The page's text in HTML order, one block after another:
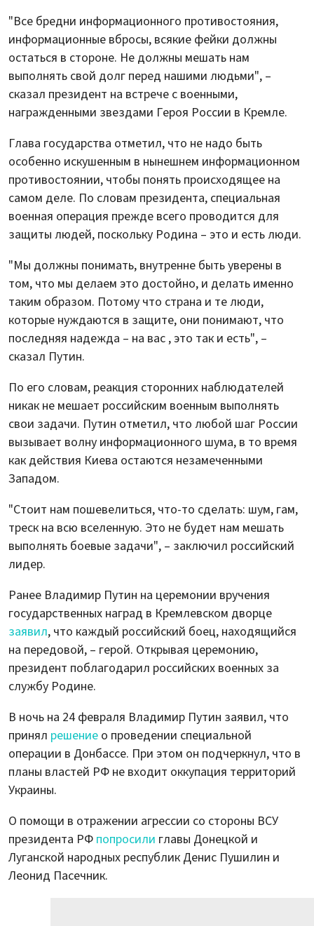
"Все бредни информационного противостояния,
информационные вбросы, всякие фейки должны
остаться в стороне. Не должны мешать нам
выполнять свой долг перед нашими людьми", –
сказал президент на встрече с военными,
награжденными звездами Героя России в Кремле.
Глава государства отметил, что не надо быть
особенно искушенным в нынешнем информационном
противостоянии, чтобы понять происходящее на
самом деле. По словам президента, специальная
военная операция прежде всего проводится для
защиты людей, поскольку Родина – это и есть люди.
"Мы должны понимать, внутренне быть уверены в
том, что мы делаем это достойно, и делать именно
таким образом. Потому что страна и те люди,
которые нуждаются в защите, они понимают, что
последняя надежда – на вас , это так и есть", –
сказал Путин.
По его словам, реакция сторонних наблюдателей
никак не мешает российским военным выполнять
свои задачи. Путин отметил, что любой шаг России
вызывает волну информационного шума, в то время
как действия Киева остаются незамеченными
Западом.
"Стоит нам пошевелиться, что-то сделать: шум, гам,
треск на всю вселенную. Это не будет нам мешать
выполнять боевые задачи", – заключил российский
лидер.
Ранее Владимир Путин на церемонии вручения
государственных наград в Кремлевском дворце
заявил, что каждый российский боец, находящийся
на передовой, – герой. Открывая церемонию,
президент поблагодарил российских военных за
службу Родине.
В ночь на 24 февраля Владимир Путин заявил, что
принял решение о проведении специальной
операции в Донбассе. При этом он подчеркнул, что в
планы властей РФ не входит оккупация территорий
Украины.
О помощи в отражении агрессии со стороны ВСУ
президента РФ попросили главы Донецкой и
Луганской народных республик Денис Пушилин и
Леонид Пасечник.